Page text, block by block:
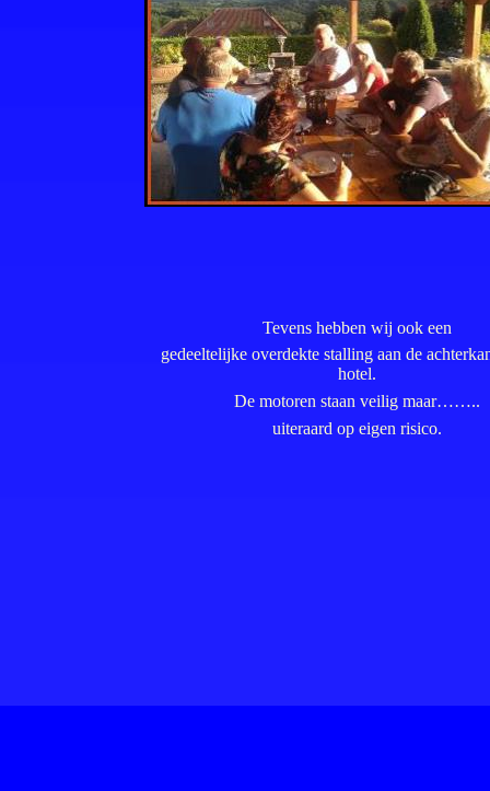
Tevens hebben wij ook een
gedeeltelijke overdekte stalling aan de
hotel.
De motoren staan veilig maar……..
uiteraard op eigen risico.